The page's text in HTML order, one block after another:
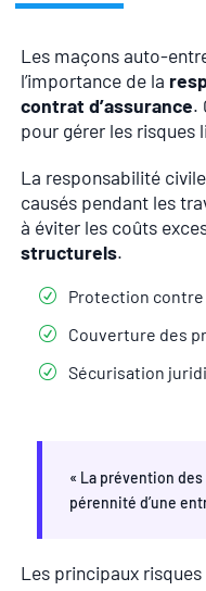
Les maçons auto-
l’importance de la
contrat d’assurance.
pour gérer les risques
La responsabilité
causés pendant les
à éviter les coûts
structurels.
Protection
Couverture des
Sécurisation
« La prévention
pérennité d’une
Les principaux